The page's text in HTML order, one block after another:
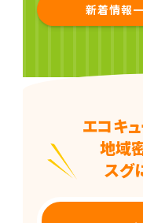
新着情報
エコキ
地域
スグ